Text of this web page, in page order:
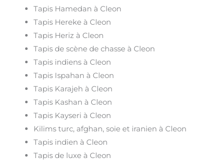
Tapis Hamedan à Cleon
Tapis Hereke à Cleon
Tapis Heriz à Cleon
Tapis de scène de chasse à Cleon
Tapis indiens à Cleon
Tapis Ispahan à Cleon
Tapis Karajeh à Cleon
Tapis Kashan à Cleon
Tapis Kayseri à Cleon
Kilims turc, afghan, soie et iranien à Cleon
Tapis indien à Cleon
Tapis de luxe à Cleon